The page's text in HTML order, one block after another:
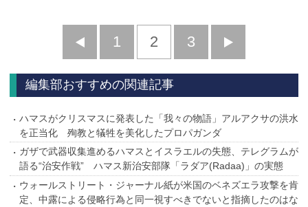
前
へ
1 2 3
へ
編集部おすすめの関連記事
ハマスがクリスマスに発表した「我々の物語」アルアクサの洪水
を正当化 殉教と犠牲を美化したプロパガンダ
ガザで武器収集進めるハマスとイスラエルの失態、テレグラムが
語る“治安作戦” ハマス新治安部隊「ラダア(Radaa)」の実態
ウォールストリート・ジャーナル紙が米国のベネズエラ攻撃を肯
定、中露による侵略行為と同一視すべきでないと指摘したのはな